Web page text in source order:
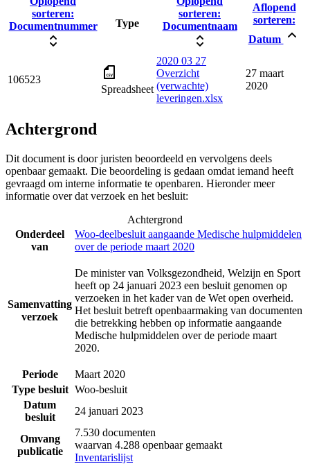
sorteren:
Documentnummer
Type
sorteren:
Documentnaam
Aflopend
sorteren:
Datum
106523
Spreadsheet
2020 03 27
Overzicht
(verwachte)
leveringen.xlsx
27 maart
2020
Achtergrond
Dit document is door juristen beoordeeld en vervolgens deels
openbaar gemaakt. Die beoordeling is gedaan omdat iemand heeft
gevraagd om interne informatie te openbaren. Hieronder meer
informatie over dat verzoek en het besluit:
Achtergrond
Onderdeel
van
Woo-deelbesluit aangaande Medische hulpmiddelen
over de periode maart 2020
Samenvatting
verzoek
De minister van Volksgezondheid, Welzijn en Sport
heeft op 24 januari 2023 een besluit genomen op
verzoeken in het kader van de Wet open overheid.
Het besluit betreft openbaarmaking van documenten
die betrekking hebben op informatie aangaande
Medische hulpmiddelen over de periode maart
2020.
Periode
Maart 2020
Type besluit Woo-besluit
Datum
besluit
24 januari 2023
Omvang
publicatie
7.530 documenten
waarvan 4.288 openbaar gemaakt
Inventarislijst